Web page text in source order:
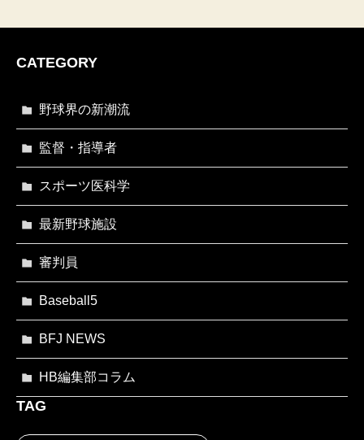
CATEGORY
野球界の新潮流
監督・指導者
スポーツ医科学
最新野球施設
審判員
Baseball5
BFJ NEWS
HB編集部コラム
TAG